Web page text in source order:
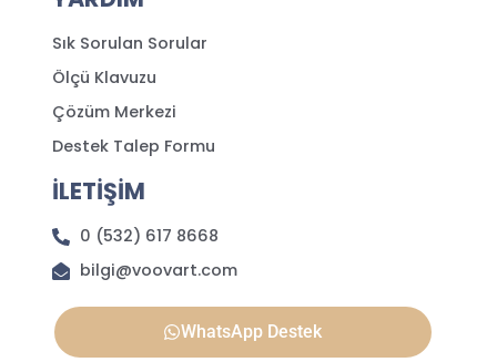
Sık Sorulan Sorular
Ölçü Klavuzu
Çözüm Merkezi
Destek Talep Formu
İLETİŞİM
0 (532) 617 8668
bilgi@voovart.com
WhatsApp Destek